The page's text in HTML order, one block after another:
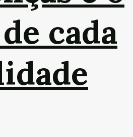
cada